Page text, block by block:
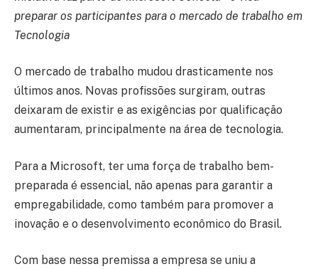
preparar os participantes para o mercado de trabalho em
Tecnologia
O mercado de trabalho mudou drasticamente nos
últimos anos. Novas profissões surgiram, outras
deixaram de existir e as exigências por qualificação
aumentaram, principalmente na área de tecnologia.
Para a Microsoft, ter uma força de trabalho bem-
preparada é essencial, não apenas para garantir a
empregabilidade, como também para promover a
inovação e o desenvolvimento econômico do Brasil.
Com base nessa premissa a empresa se uniu a